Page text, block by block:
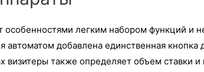
особенностями легким набором функций и
автоматом добавлена единственная
визитеры также определяет объем ставки